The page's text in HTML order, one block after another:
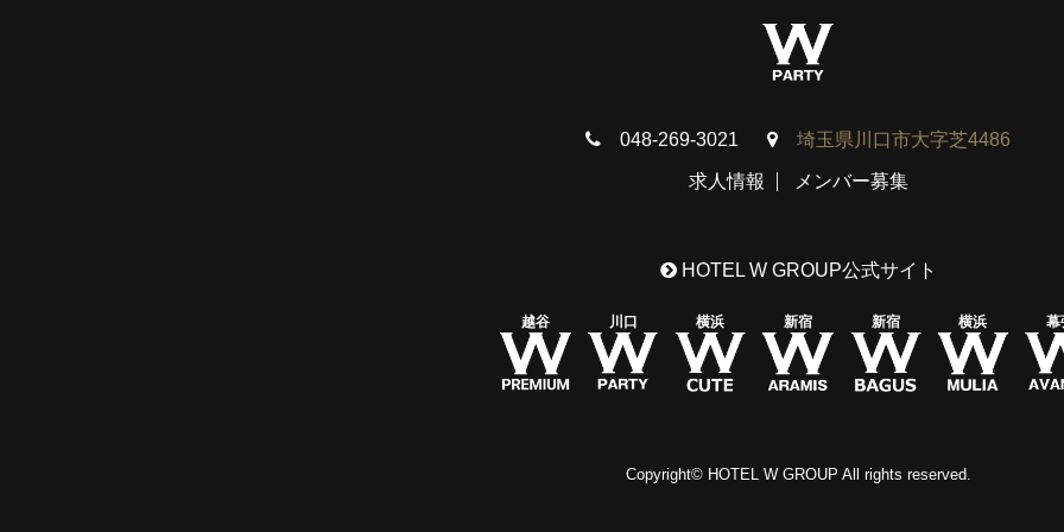
048-269-3021 埼玉県川口市大字芝4486
求人情報 メンバー募集
HOTEL W GROUP公式サイト
越谷 川口 横浜 新宿 新宿 横浜 幕
Copyright© HOTEL W GROUP All rights reserved.